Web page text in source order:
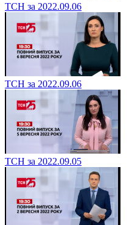
ТСН за 2022.09.06
ТСН за 2022.09.06
ТСН за 2022.09.05